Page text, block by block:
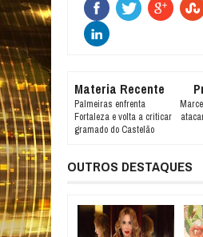
Materia Recente
Palmeiras enfrenta
Fortaleza e volta a criticar
gramado do Castelão
OUTROS DESTAQUES